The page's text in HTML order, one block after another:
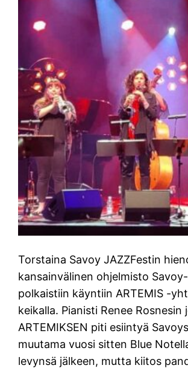
Torstaina Savoy JAZZFestin
kansainvälinen ohjelmisto
polkaistiin käyntiin ARTEMIS -
keikalla. Pianisti Renee Rosnesin
ARTEMIKSEN piti esiintyä
muutama vuosi sitten Blue
levynsä jälkeen, mutta kiitos